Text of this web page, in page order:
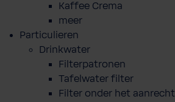
Kaffee Crema
meer
Particulieren
Drinkwater
Filterpatronen
Tafelwater filter
Filter onder het aanrecht